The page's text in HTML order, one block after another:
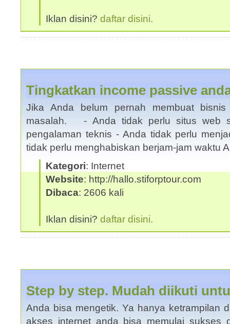
Iklan disini? daftar disini.
Tingkatkan income passive
Jika Anda belum pernah membuat
masalah. - Anda tidak perlu situs web
pengalaman teknis - Anda tidak perlu
tidak perlu menghabiskan berjam-jam waktu
Kategori: Internet
Website: http://hallo.stiforptour.com
Dibaca: 2606 kali
Iklan disini? daftar disini.
Step by step. Mudah diikuti
Anda bisa mengetik. Ya hanya ketrampilan
akses internet anda bisa memulai sukses